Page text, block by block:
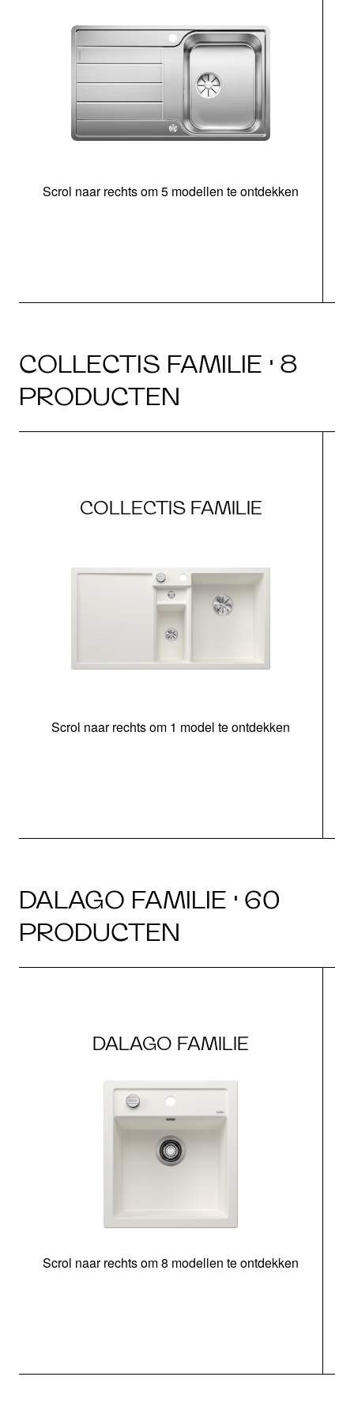
Scrol naar rechts om 5 modellen te ontdekken
COLLECTIS FAMILIE · 8
PRODUCTEN
COLLECTIS FAMILIE
Scrol naar rechts om 1 model te ontdekken
DALAGO FAMILIE · 60
PRODUCTEN
DALAGO FAMILIE
Scrol naar rechts om 8 modellen te ontdekken